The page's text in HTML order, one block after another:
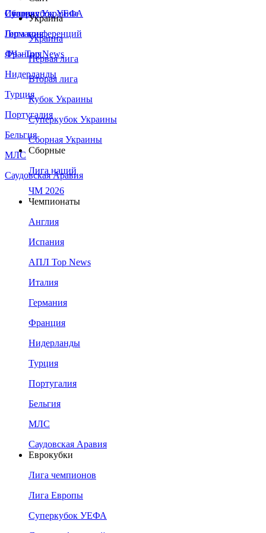
Сборная Украины
Италия
Германия
Франция
Нидерланды
Турция
Португалия
Бельгия
МЛС
Саудовская Аравия
Суперкубок УЕФА
Лига конференций
ЛЧ - Top News
Украина
Украина
Первая лига
Вторая лига
Кубок Украины
Суперкубок Украины
Сборная Украины
Сборные
Лига наций
ЧМ 2026
Чемпионаты
Англия
Испания
АПЛ Top News
Италия
Германия
Франция
Нидерланды
Турция
Португалия
Бельгия
МЛС
Саудовская Аравия
Еврокубки
Лига чемпионов
Лига Европы
Суперкубок УЕФА